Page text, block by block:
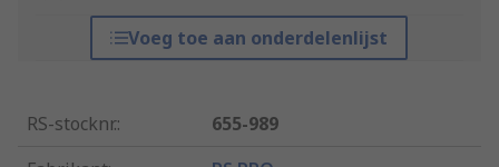
Voeg toe aan onderdelenlijst
RS-stocknr.:
655-989